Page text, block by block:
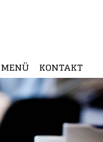
MENÜ KONTAKT